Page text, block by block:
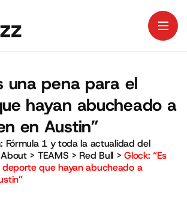
una pena para el
hayan abucheado a
en Austin”
Fórmula 1 y toda la actualidad del
About> TEAMS > Red Bull >Glock: “Es
que hayan abucheado a